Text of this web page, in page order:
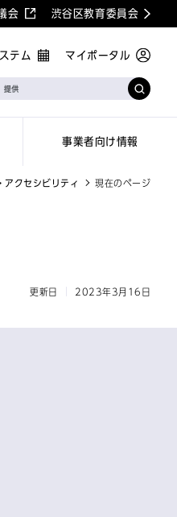
会 渋谷区教育委員会
事業者向け情報
マイポータル
テム
アクセシビリティ 現在のページ
更新日 2023年3月16日